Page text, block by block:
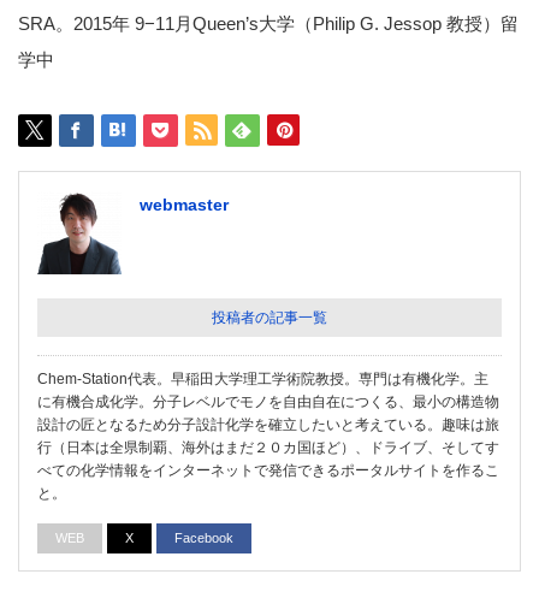
SRA。2015年 9−11月Queen’s大学（Philip G. Jessop 教授）留
学中
webmaster
投稿者の記事一覧
Chem-Station代表。早稲田大学理工学術院教授。専門は有機化学。主
に有機合成化学。分子レベルでモノを自由自在につくる、最小の構造物
設計の匠となるため分子設計化学を確立したいと考えている。趣味は旅
行（日本は全県制覇、海外はまだ２０カ国ほど）、ドライブ、そしてす
べての化学情報をインターネットで発信できるポータルサイトを作るこ
と。
WEB X Facebook